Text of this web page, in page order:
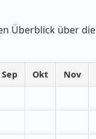
Überblick über die
Sep Okt Nov